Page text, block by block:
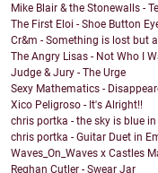
Mike Blair & the Stonewalls -
The First Eloi - Shoe Button
Cr&m - Something is lost but
The Angry Lisas - Not Who I
Judge & Jury - The Urge
Sexy Mathematics -
Xico Peligroso - It's Alright!!
chris portka - the sky is blue in
chris portka - Guitar Duet in
Waves_On_Waves x Castles
Reghan Cutler - Swear Jar